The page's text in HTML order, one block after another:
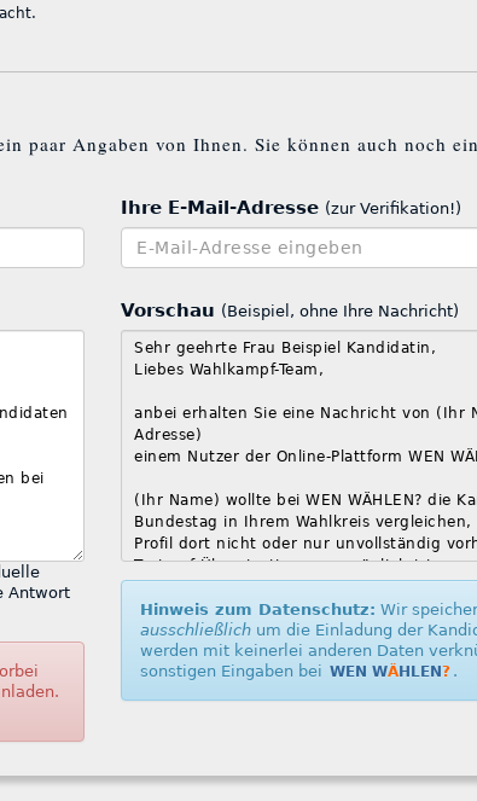
paar Angaben von Ihnen. Sie können auch noch
Ihre E-Mail-Adresse (zur Verifikation!)
Vorschau (Beispiel, ohne Ihre Nachricht)
Hinweis zum Datenschutz:
ausschließlich um die Einladung der Kandidaten
werden mit keinerlei anderen Daten verknüpft,
sonstigen Eingaben bei WEN WÄ HLEN? .